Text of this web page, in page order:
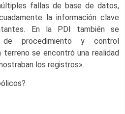
fallas de base de datos,
la información clave
En la PDI también se
de procedimiento y control
terreno se encontró una realidad
los registros».